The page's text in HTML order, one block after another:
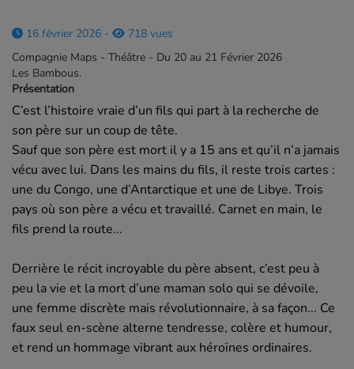
16 février 2026 -
718 vues
Compagnie Maps - Théâtre - Du 20 au 21 Février 2026
Les Bambous.
Présentation
C’est l’histoire vraie d’un fils qui part à la recherche de
son père sur un coup de tête.
Sauf que son père est mort il y a 15 ans et qu’il n’a jamais
vécu avec lui. Dans les mains du fils, il reste trois cartes :
une du Congo, une d’Antarctique et une de Libye. Trois
pays où son père a vécu et travaillé. Carnet en main, le
fils prend la route...
Derrière le récit incroyable du père absent, c’est peu à
peu la vie et la mort d’une maman solo qui se dévoile,
une femme discrète mais révolutionnaire, à sa façon... Ce
faux seul en-scène alterne tendresse, colère et humour,
et rend un hommage vibrant aux héroïnes ordinaires.